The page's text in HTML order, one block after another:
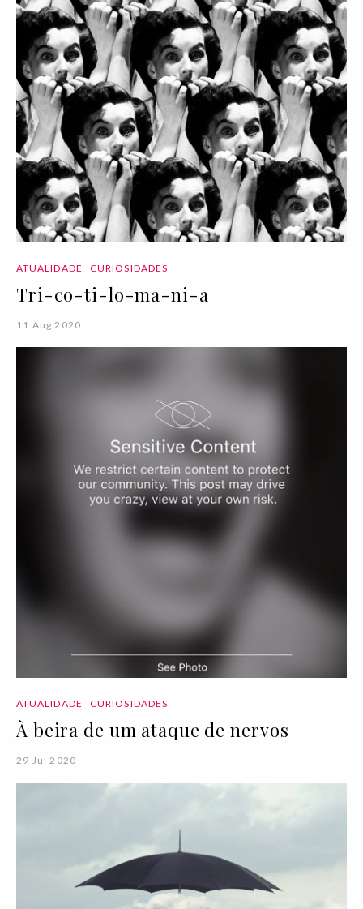
ATUALIDADE CURIOSIDADES
Tri-co-ti-lo-ma-ni-a
11 Aug 2020
ATUALIDADE CURIOSIDADES
À beira de um ataque de nervos
29 Jul 2020